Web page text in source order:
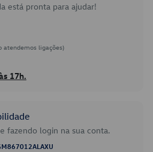
está pronta para ajudar!
atendemos ligações)
17h.
fazendo login na sua conta.